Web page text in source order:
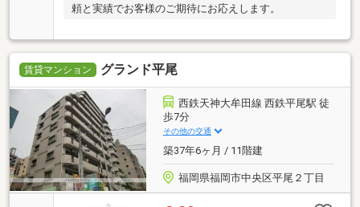
頼と実績でお客様のご期待にお応えします。
賃貸マンション グランド平尾
西鉄天神大牟田線 西鉄平尾駅 徒
歩7分
その他の交通
築37年6ヶ月 / 11階建
福岡県福岡市中央区平尾２丁目